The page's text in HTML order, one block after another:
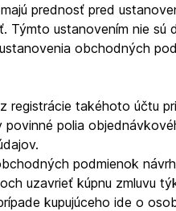
prednosť pred
ustanovením nie
obchodných
takéhoto účtu
polia
podmienok
uzavrieť kúpnu zmluvu
kupujúceho ide o